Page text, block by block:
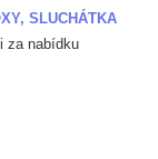
SLUCHÁTKA
za nabídku